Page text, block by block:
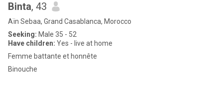
Binta, 43
Aïn Sebaa, Grand Casablanca, Morocco
Seeking: Male 35 - 52
Have children: Yes - live at home
Femme battante et honnête
Binouche